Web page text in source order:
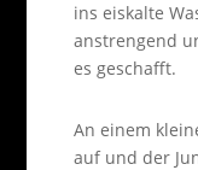
ins eiskalte
anstrengend
es geschafft.
An einem
auf und der